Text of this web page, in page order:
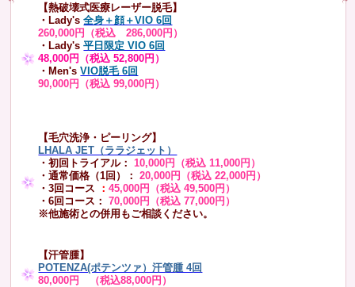
【熱破壊式医療レーザー脱毛】
・Lady's 全身＋顔＋VIO 6回
260,000円（税込 286,000円）
・Lady's平日限定 VIO 6回
48,000円（税込 52,800円）
・Men's VIO脱毛 6回
90,000円（税込 99,000円）
【毛穴洗浄・ピーリング】
LHALA JET（ララジェット）
・初回トライアル： 10,000円（税込 11,000円）
・通常価格（1回）：
20,000円（税込 22,000円）
・3回コース ：45,000円（税込 49,500円）
・6回コース：
70,000円（税込 77,000円）
※他施術との併用もご相談ください。
【汗管腫】
POTENZA(ポテンツァ）汗管腫 4回
80,000円 （税込88,000円）